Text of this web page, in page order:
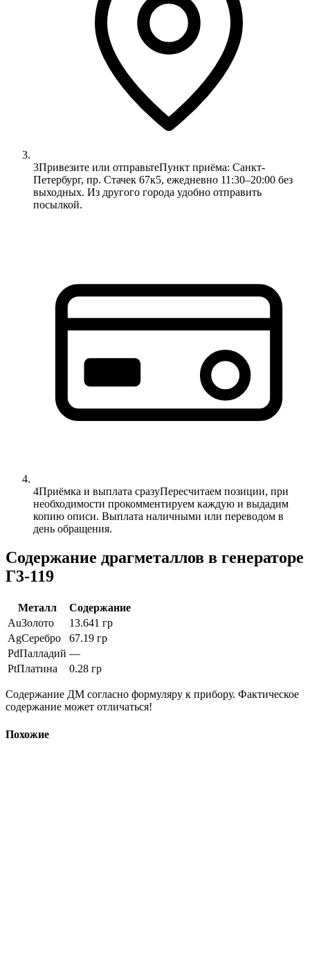
3Привезите или отправьтеПункт приёма: Санкт-
Петербург, пр. Стачек 67к5, ежедневно 11:30–20:00 без
выходных. Из другого города удобно отправить
посылкой.
4Приёмка и выплата сразуПересчитаем позиции, при
необходимости прокомментируем каждую и выдадим
копию описи. Выплата наличными или переводом в
день обращения.
Содержание драгметаллов в генераторе
Г3-119
Металл
Содержание
AuЗолото
13.641 гр
AgСеребро
67.19 гр
PdПалладий —
PtПлатина 0.28 гр
Содержание ДМ согласно формуляру к прибору. Фактическое
содержание может отличаться!
Похожие